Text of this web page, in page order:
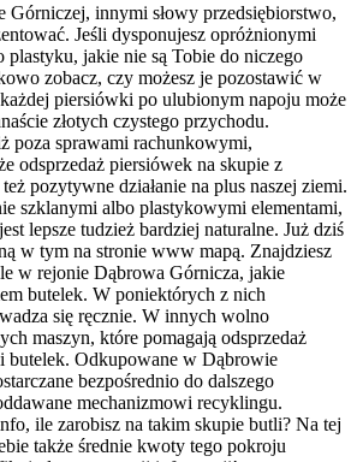
innymi słowy przedsiębiorstwo,
Jeśli dysponujesz opróżnionymi
plastyku, jakie nie są Tobie do niczego
zobacz, czy możesz je pozostawić w
piersiówki po ulubionym napoju może
złotych czystego przychodu.
poza sprawami rachunkowymi,
odsprzedaż piersiówek na skupie z
pozytywne działanie na plus naszej ziemi.
szklanymi albo plastykowymi elementami,
lepsze tudzież bardziej naturalne. Już dziś
w tym na stronie www mapą. Znajdziesz
w rejonie Dąbrowa Górnicza, jakie
butelek. W poniektórych z nich
się ręcznie. W innych wolno
maszyn, które pomagają odsprzedaż
butelek. Odkupowane w Dąbrowie
bezpośrednio do dalszego
mechanizmowi recyklingu.
ile zarobisz na takim skupie butli? Na tej
także średnie kwoty tego pokroju